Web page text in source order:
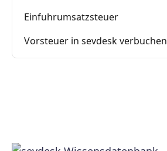
Einfuhrumsatzsteuer
Vorsteuer in sevdesk verbuchen